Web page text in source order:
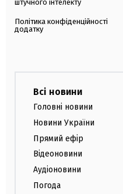
штучного інтелекту
Політика конфіденційності
додатку
Всі новини
Головні новини
Новини України
Прямий ефір
Відеоновини
Аудіоновини
Погода